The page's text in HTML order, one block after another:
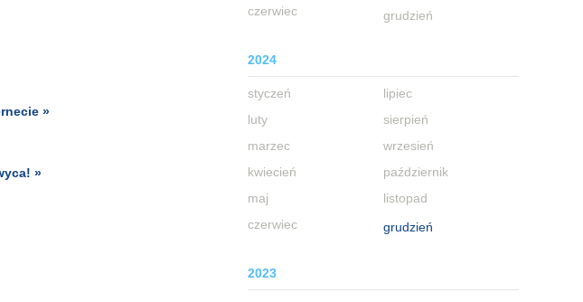
czerwiec
grudzień
2024
styczeń
luty
marzec
kwiecień
maj
czerwiec
lipiec
sierpień
wrzesień
październik
listopad
grudzień
2023
»
»